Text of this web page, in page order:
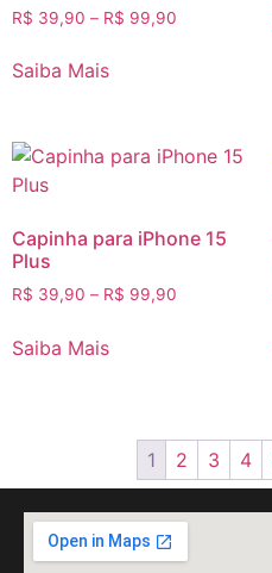
R$ 39,90 – R$ 99,90
Saiba Mais
Capinha para iPhone 15
Plus
R$ 39,90 – R$ 99,90
Saiba Mais
1 2 3 4